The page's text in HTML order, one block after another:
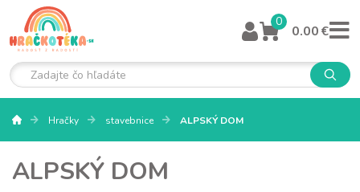
0
0.00 €
Hračky stavebnice ALPSKÝ DOM
ALPSKÝ DOM